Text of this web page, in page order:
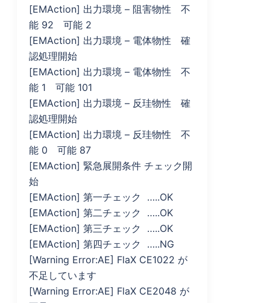
[EMAction] 出力環境 – 阻害物性 不
能 92 可能 2
[EMAction] 出力環境 – 電体物性 確
認処理開始
[EMAction] 出力環境 – 電体物性 不
能 1 可能 101
[EMAction] 出力環境 – 反珪物性 確
認処理開始
[EMAction] 出力環境 – 反珪物性 不
能 0 可能 87
[EMAction] 緊急展開条件 チェック開
始
[EMAction] 第一チェック …..OK
[EMAction] 第二チェック …..OK
[EMAction] 第三チェック …..OK
[EMAction] 第四チェック …..NG
[Warning Error:AE] FlaX CE1022 が
不足しています
[Warning Error:AE] FlaX CE2048 が